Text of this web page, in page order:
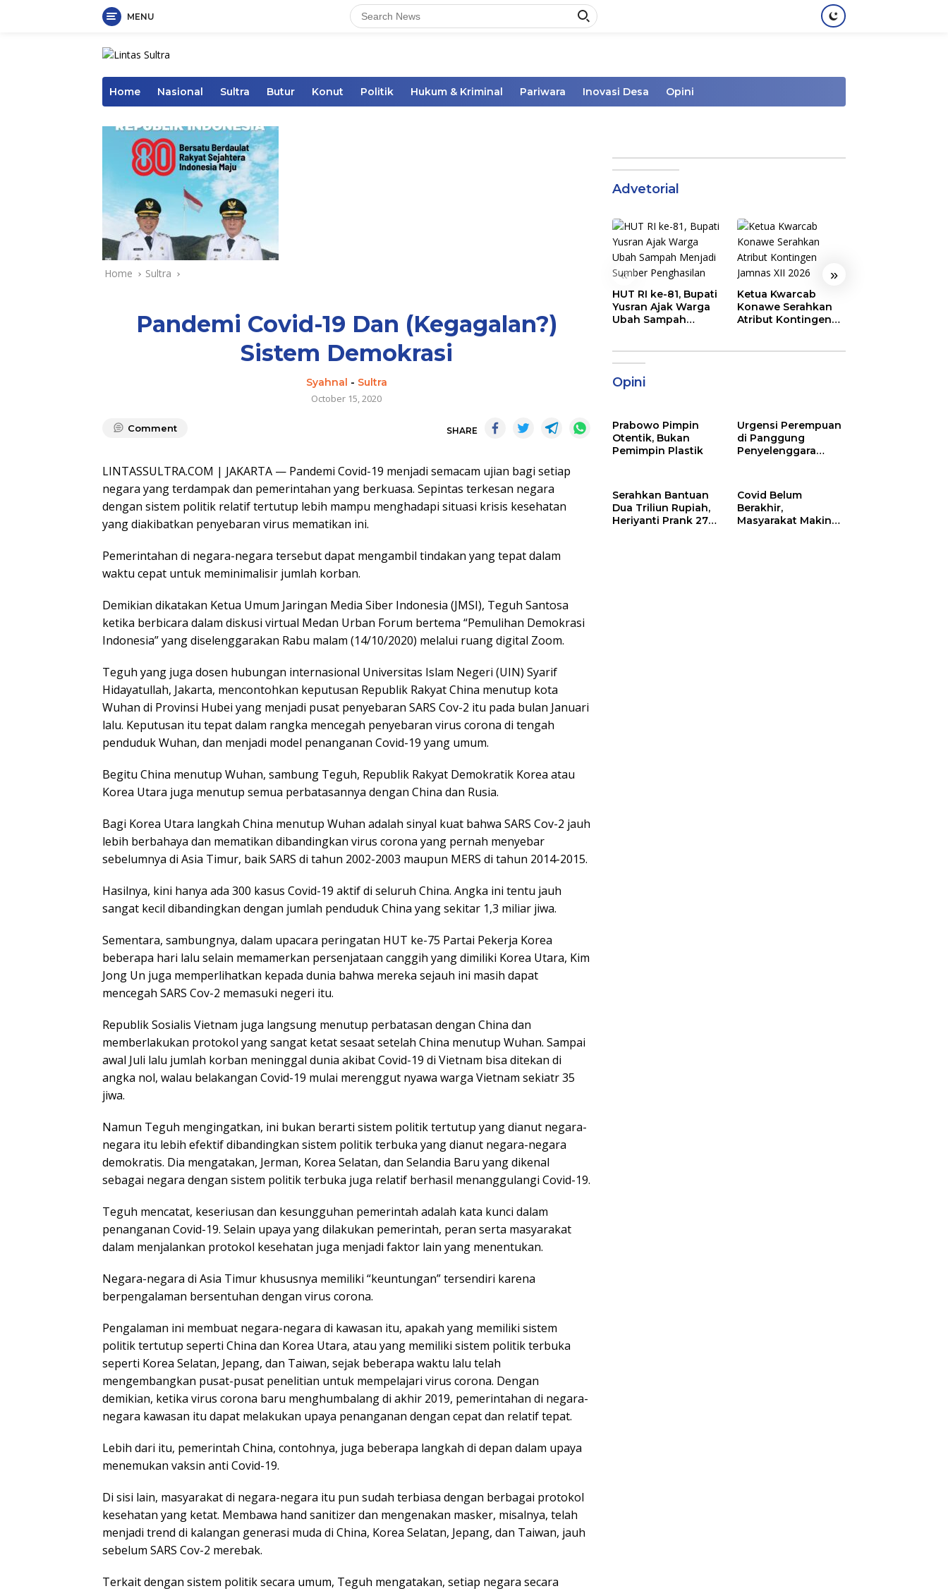
MENU
Home Nasional Sultra Butur Konut Politik Hukum & Kriminal Pariwara Inovasi Desa Opini
Home Sultra
Pandemi Covid-19 Dan (Kegagalan?)
Sistem Demokrasi
Syahnal - Sultra
October 15, 2020
Comment SHARE
LINTASSULTRA.COM | JAKARTA — Pandemi Covid-19 menjadi semacam ujian bagi setiap
negara yang terdampak dan pemerintahan yang berkuasa. Sepintas terkesan negara
dengan sistem politik relatif tertutup lebih mampu menghadapi situasi krisis kesehatan
yang diakibatkan penyebaran virus mematikan ini.
Pemerintahan di negara-negara tersebut dapat mengambil tindakan yang tepat dalam
waktu cepat untuk meminimalisir jumlah korban.
Demikian dikatakan Ketua Umum Jaringan Media Siber Indonesia (JMSI), Teguh Santosa
ketika berbicara dalam diskusi virtual Medan Urban Forum bertema “Pemulihan Demokrasi
Indonesia” yang diselenggarakan Rabu malam (14/10/2020) melalui ruang digital Zoom.
Teguh yang juga dosen hubungan internasional Universitas Islam Negeri (UIN) Syarif
Hidayatullah, Jakarta, mencontohkan keputusan Republik Rakyat China menutup kota
Wuhan di Provinsi Hubei yang menjadi pusat penyebaran SARS Cov-2 itu pada bulan Januari
lalu. Keputusan itu tepat dalam rangka mencegah penyebaran virus corona di tengah
penduduk Wuhan, dan menjadi model penanganan Covid-19 yang umum.
Begitu China menutup Wuhan, sambung Teguh, Republik Rakyat Demokratik Korea atau
Korea Utara juga menutup semua perbatasannya dengan China dan Rusia.
Bagi Korea Utara langkah China menutup Wuhan adalah sinyal kuat bahwa SARS Cov-2 jauh
lebih berbahaya dan mematikan dibandingkan virus corona yang pernah menyebar
sebelumnya di Asia Timur, baik SARS di tahun 2002-2003 maupun MERS di tahun 2014-2015.
Hasilnya, kini hanya ada 300 kasus Covid-19 aktif di seluruh China. Angka ini tentu jauh
sangat kecil dibandingkan dengan jumlah penduduk China yang sekitar 1,3 miliar jiwa.
Sementara, sambungnya, dalam upacara peringatan HUT ke-75 Partai Pekerja Korea
beberapa hari lalu selain memamerkan persenjataan canggih yang dimiliki Korea Utara, Kim
Jong Un juga memperlihatkan kepada dunia bahwa mereka sejauh ini masih dapat
mencegah SARS Cov-2 memasuki negeri itu.
Republik Sosialis Vietnam juga langsung menutup perbatasan dengan China dan
memberlakukan protokol yang sangat ketat sesaat setelah China menutup Wuhan. Sampai
awal Juli lalu jumlah korban meninggal dunia akibat Covid-19 di Vietnam bisa ditekan di
angka nol, walau belakangan Covid-19 mulai merenggut nyawa warga Vietnam sekiatr 35
jiwa.
Namun Teguh mengingatkan, ini bukan berarti sistem politik tertutup yang dianut negara-
negara itu lebih efektif dibandingkan sistem politik terbuka yang dianut negara-negara
demokratis. Dia mengatakan, Jerman, Korea Selatan, dan Selandia Baru yang dikenal
sebagai negara dengan sistem politik terbuka juga relatif berhasil menanggulangi Covid-19.
Teguh mencatat, keseriusan dan kesungguhan pemerintah adalah kata kunci dalam
penanganan Covid-19. Selain upaya yang dilakukan pemerintah, peran serta masyarakat
dalam menjalankan protokol kesehatan juga menjadi faktor lain yang menentukan.
Negara-negara di Asia Timur khususnya memiliki “keuntungan” tersendiri karena
berpengalaman bersentuhan dengan virus corona.
Pengalaman ini membuat negara-negara di kawasan itu, apakah yang memiliki sistem
politik tertutup seperti China dan Korea Utara, atau yang memiliki sistem politik terbuka
seperti Korea Selatan, Jepang, dan Taiwan, sejak beberapa waktu lalu telah
mengembangkan pusat-pusat penelitian untuk mempelajari virus corona. Dengan
demikian, ketika virus corona baru menghumbalang di akhir 2019, pemerintahan di negara-
negara kawasan itu dapat melakukan upaya penanganan dengan cepat dan relatif tepat.
Lebih dari itu, pemerintah China, contohnya, juga beberapa langkah di depan dalam upaya
menemukan vaksin anti Covid-19.
Di sisi lain, masyarakat di negara-negara itu pun sudah terbiasa dengan berbagai protokol
kesehatan yang ketat. Membawa hand sanitizer dan mengenakan masker, misalnya, telah
menjadi trend di kalangan generasi muda di China, Korea Selatan, Jepang, dan Taiwan, jauh
sebelum SARS Cov-2 merebak.
Terkait dengan sistem politik secara umum, Teguh mengatakan, setiap negara secara
Advetorial
« »
HUT RI ke-81, Bupati
Yusran Ajak Warga
Ubah Sampah
Ketua Kwarcab
Konawe Serahkan
Atribut Kontingen
Opini
Prabowo Pimpin
Otentik, Bukan
Pemimpin Plastik
Urgensi Perempuan
di Panggung
Penyelenggara
Serahkan Bantuan
Dua Triliun Rupiah,
Heriyanti Prank 270
Covid Belum
Berakhir,
Masyarakat Makin